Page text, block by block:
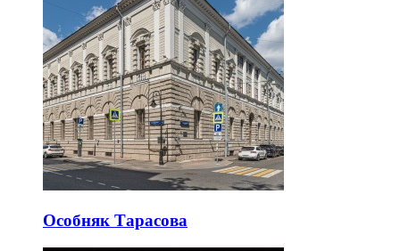
Особняк Тарасова